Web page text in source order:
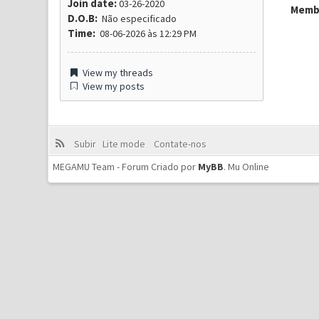
Join date:03-26-2020
D.O.B:Não especificado
Time:08-06-2026 às 12:29 PM
View my threads
View my posts
Subir Lite mode
Contate-nos
MEGAMU Team - Forum Criado por MyBB.Mu Online